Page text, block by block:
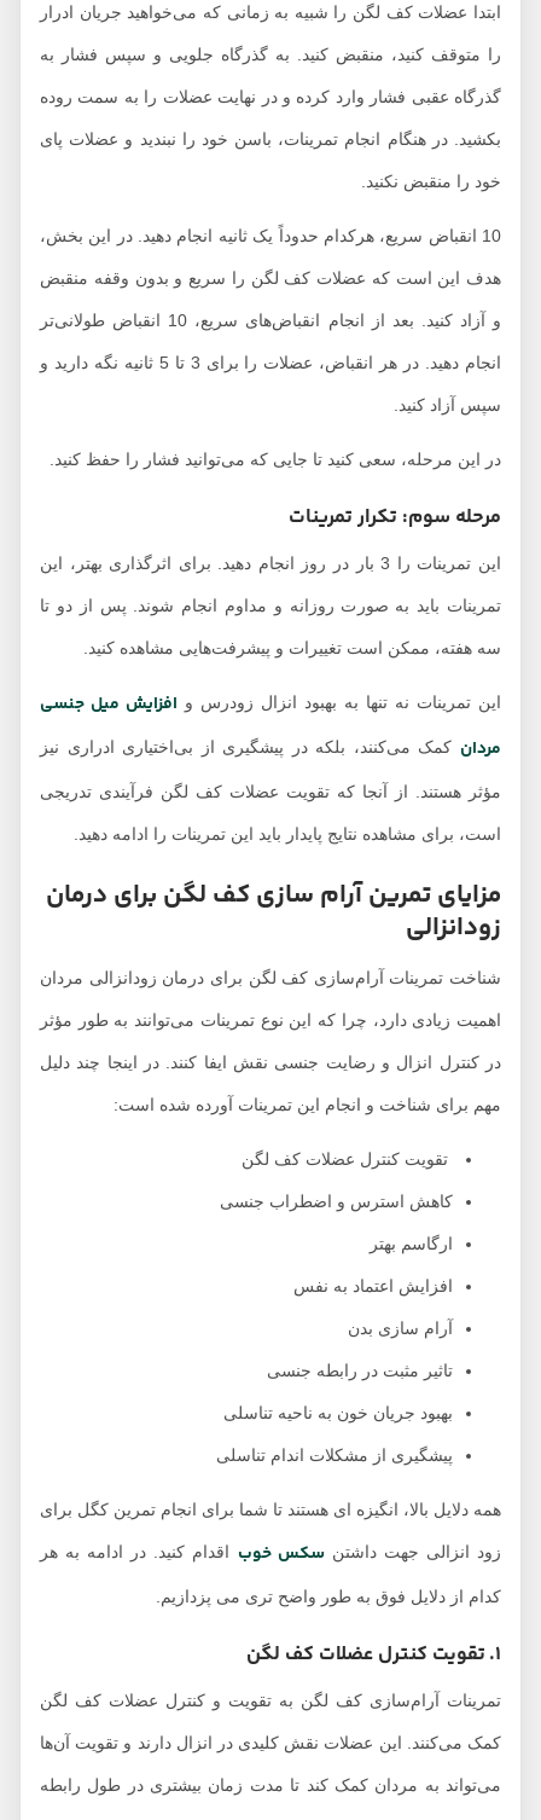
ابتدا عضلات کف لگن را شبیه به زمانی که می‌خواهید جریان ادرار
را متوقف کنید، منقبض کنید. به گذرگاه جلویی و سپس فشار به
گذرگاه عقبی فشار وارد کرده و در نهایت عضلات را به سمت روده
بکشید. در هنگام انجام تمرینات، باسن خود را نبندید و عضلات پای
خود را منقبض نکنید.
10 انقباض سریع، هرکدام حدوداً یک ثانیه انجام دهید. در این بخش،
هدف این است که عضلات کف لگن را سریع و بدون وقفه منقبض
و آزاد کنید. بعد از انجام انقباض‌های سریع، 10 انقباض طولانی‌تر
انجام دهید. در هر انقباض، عضلات را برای 3 تا 5 ثانیه نگه دارید و
سپس آزاد کنید.
در این مرحله، سعی کنید تا جایی که می‌توانید فشار را حفظ کنید.
مرحله سوم: تکرار تمرینات
این تمرینات را 3 بار در روز انجام دهید. برای اثرگذاری بهتر، این
تمرینات باید به صورت روزانه و مداوم انجام شوند. پس از دو تا
سه هفته، ممکن است تغییرات و پیشرفت‌هایی مشاهده کنید.
این تمرینات نه تنها به بهبود انزال زودرس وافزایش میل جنسی
مردانکمک می‌کنند، بلکه در پیشگیری از بی‌اختیاری ادراری نیز
مؤثر هستند. از آنجا که تقویت عضلات کف لگن فرآیندی تدریجی
است، برای مشاهده نتایج پایدار باید این تمرینات را ادامه دهید.
مزایای تمرین آرام سازی کف لگن برای درمان
زودانزالی
شناخت تمرینات آرام‌سازی کف لگن برای درمان زودانزالی مردان
اهمیت زیادی دارد، چرا که این نوع تمرینات می‌توانند به طور مؤثر
در کنترل انزال و رضایت جنسی نقش ایفا کنند. در اینجا چند دلیل
مهم برای شناخت و انجام این تمرینات آورده شده است:
تقویت کنترل عضلات کف لگن
کاهش استرس و اضطراب جنسی
ارگاسم بهتر
افزایش اعتماد به نفس
آرام سازی بدن
تاثیر مثبت در رابطه جنسی
بهبود جریان خون به ناحیه تناسلی
پیشگیری از مشکلات اندام تناسلی
همه دلایل بالا، انگیزه ای هستند تا شما برای انجام تمرین کگل برای
زود انزالی جهت داشتنسکس خوب اقدام کنید. در ادامه به هر
کدام از دلایل فوق به طور واضح تری می پزدازیم.
تمرینات آرام‌سازی کف لگن به تقویت و کنترل عضلات کف لگن
کمک می‌کنند. این عضلات نقش کلیدی در انزال دارند و تقویت آن‌ها
می‌تواند به مردان کمک کند تا مدت زمان بیشتری در طول رابطه